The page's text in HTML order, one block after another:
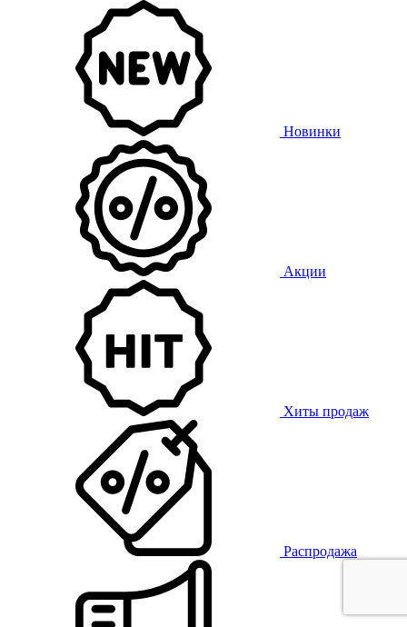
Новинки
Акции
Хиты продаж
Распродажа